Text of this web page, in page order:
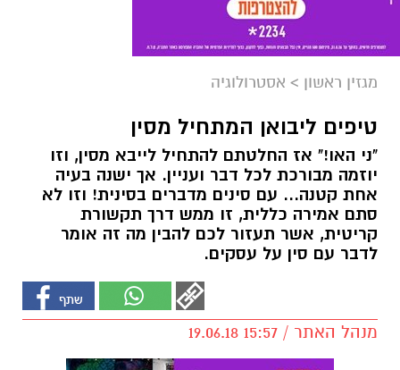
מגזין ראשון > אסטרולוגיה
טיפים ליבואן המתחיל מסין
"ני האו!" אז החלטתם להתחיל לייבא מסין, וזו
יוזמה מבורכת לכל דבר ועניין. אך ישנה בעיה
אחת קטנה... עם סינים מדברים בסינית! וזו לא
סתם אמירה כללית, זו ממש דרך תקשורת
קריטית, אשר תעזור לכם להבין מה זה אומר
לדבר עם סין על עסקים.
מנהל האתר / 15:57 19.06.18